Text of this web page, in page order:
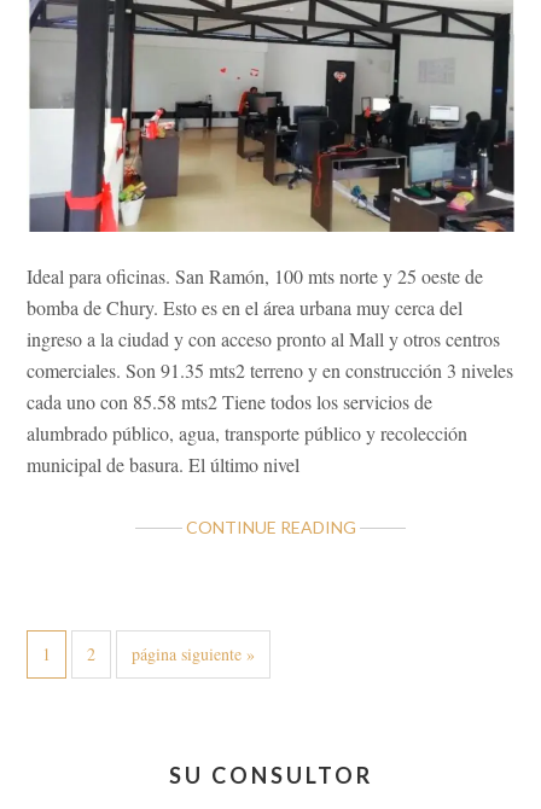
Ideal para oficinas. San Ramón, 100 mts norte y 25 oeste de
bomba de Chury. Esto es en el área urbana muy cerca del
ingreso a la ciudad y con acceso pronto al Mall y otros centros
comerciales. Son 91.35 mts2 terreno y en construcción 3 niveles
cada uno con 85.58 mts2 Tiene todos los servicios de
alumbrado público, agua, transporte público y recolección
municipal de basura. El último nivel
CONTINUE READING ABOUT
Página
1 Página
2
Ir
a
página siguiente »
SU CONSULTOR